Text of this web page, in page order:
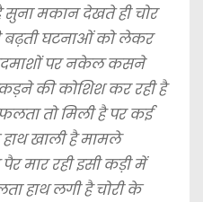
मकान देखते ही चोर
बढ़ती घटनाओं को लेकर
पर नकेल कसने
की कोशिश कर रही है
तो मिली है पर कई
खाली है मामले
मार रही इसी कड़ी में
हाथ लगी है चोरी के